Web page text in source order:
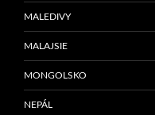
MALEDIVY
MALAJSIE
MONGOLSKO
NEPÁL